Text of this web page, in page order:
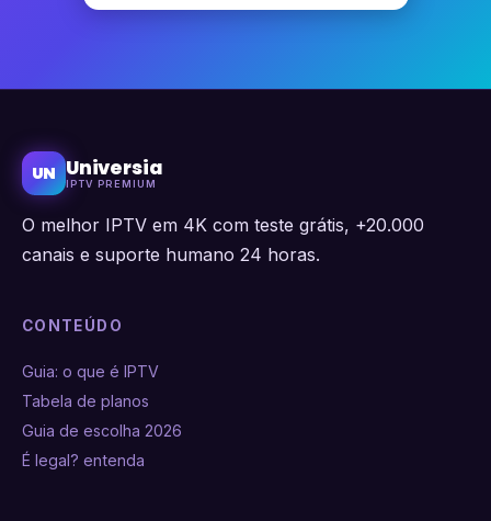
UN Universia
IPTV PREMIUM
O melhor IPTV em 4K com teste grátis, +20.000
canais e suporte humano 24 horas.
CONTEÚDO
Guia: o que é IPTV
Tabela de planos
Guia de escolha 2026
É legal? entenda